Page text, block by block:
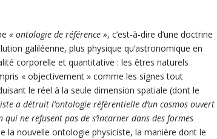
« ontologie de référence », c’est-à-dire d’une doctrine
galiléenne, plus physique qu’astronomique en
corporelle et quantitative : les êtres naturels
« objectivement » comme les signes tout
le réel à la seule dimension spatiale (dont le
a détruit l’ontologie référentielle d’un cosmos ouvert
ne refusent pas de s’incarner dans des formes
la nouvelle ontologie physiciste, la manière dont le